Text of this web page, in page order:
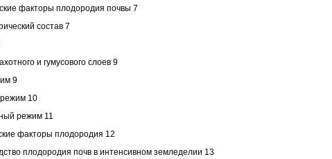
факторы плодородия почвы 7
состав 7
и гумусового слоев 9
9
10
режим 11
факторы плодородия 12
плодородия почв в интенсивном земледелии 13